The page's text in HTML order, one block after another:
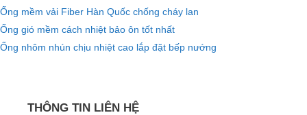
Ống mềm vải Fiber Hàn Quốc chống cháy lan
Ống gió mềm cách nhiệt bảo ôn tốt nhất
Ống nhôm nhún chịu nhiệt cao lắp đặt bếp nướng
THÔNG TIN LIÊN HỆ